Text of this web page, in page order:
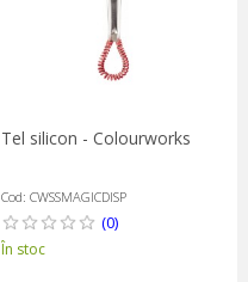
Tel silicon - Colourworks
Cod: CWSSMAGICDISP
(0)
În stoc